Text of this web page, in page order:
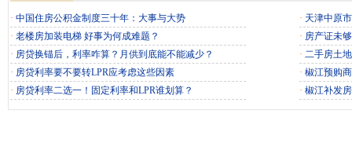
· 中国住房公积金制度三十年：大事与大势
· 老楼房加装电梯 好事为何成难题？
· 房贷换锚后，利率咋算？月供到底能不能减少？
· 房贷利率要不要转LPR应考虑这些因素
· 房贷利率二选一！固定利率和LPR谁划算？
· 天津中原
· 房产证未
· 二手房土
· 椒江预购
· 椒江补发